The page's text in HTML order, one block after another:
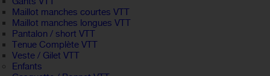
Maillot manches courtes VTT
Maillot manches longues VTT
Pantalon / short VTT
Tenue Complète VTT
Veste / Gilet VTT
Enfants